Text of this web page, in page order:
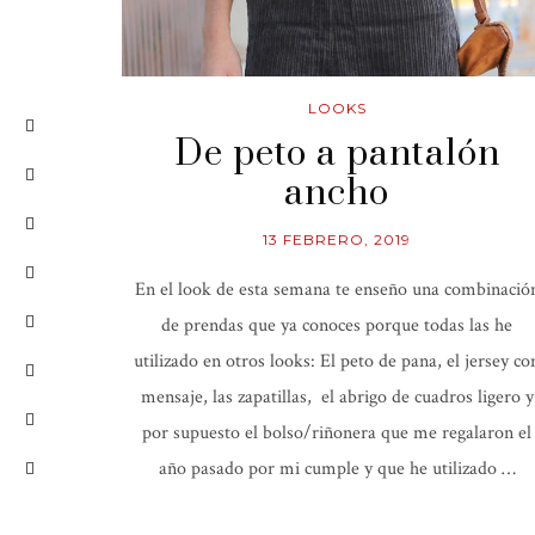
LOOKS
De peto a pantalón
ancho
13 FEBRERO, 2019
En el look de esta semana te enseño una
de prendas que ya conoces porque todas las he
utilizado en otros looks: El peto de pana, el jersey
mensaje, las zapatillas, el abrigo de cuadros ligero y
por supuesto el bolso/riñonera que me regalaron el
año pasado por mi cumple y que he utilizado …